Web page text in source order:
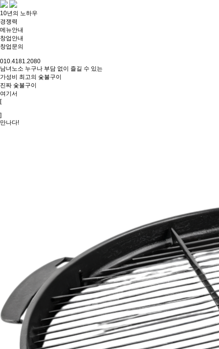
10년의 노하우
경쟁력
메뉴안내
창업안내
창업문의
010.4181.2080
남녀노소 누구나 부담 없이 즐길 수 있는
가성비 최고의 숯불구이
진짜 숯불구이
여기서
[
]
만나다!